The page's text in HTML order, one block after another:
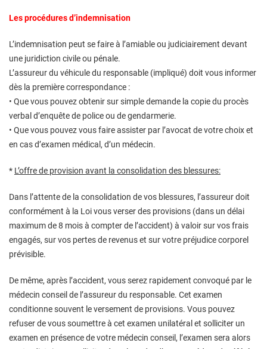
Les procédures d’indemnisation
L’indemnisation peut se faire à l’amiable ou judiciairement devant
une juridiction civile ou pénale.
L’assureur du véhicule du responsable (impliqué) doit vous informer
dès la première correspondance :
• Que vous pouvez obtenir sur simple demande la copie du procès
verbal d’enquête de police ou de gendarmerie.
• Que vous pouvez vous faire assister par l’avocat de votre choix et
en cas d’examen médical, d’un médecin.
* L’offre de provision avant la consolidation des blessures:
Dans l’attente de la consolidation de vos blessures, l’assureur doit
conformément à la Loi vous verser des provisions (dans un délai
maximum de 8 mois à compter de l’accident) à valoir sur vos frais
engagés, sur vos pertes de revenus et sur votre préjudice corporel
prévisible.
De même, après l’accident, vous serez rapidement convoqué par le
médecin conseil de l’assureur du responsable. Cet examen
conditionne souvent le versement de provisions. Vous pouvez
refuser de vous soumettre à cet examen unilatéral et solliciter un
examen en présence de votre médecin conseil, l’examen sera alors